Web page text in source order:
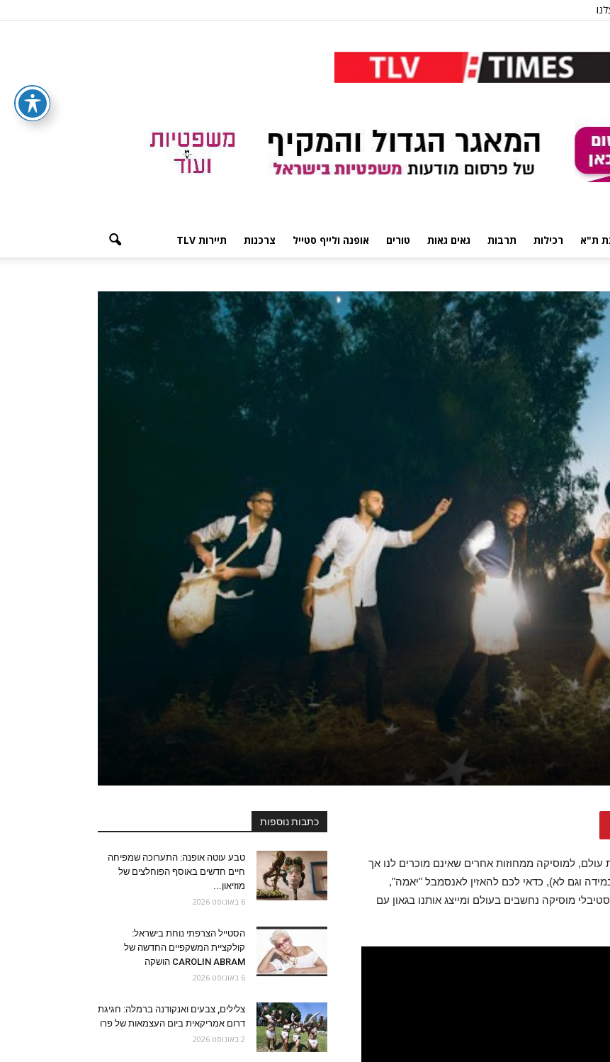
ת"א רכילות תרבות גאים גאות טורים אופנה ולייף סטייל צרכנות תיירות TLV
למוסיקה ממחוזות אחרים שאינם מוכרים לנו אך
וגם לא), כדאי לכם להאזין לאנסמבל "יאמה",
מוסיקה נחשבים בעולם ומייצג אותנו בגאון עם
כתבות נוספות
טבע עוטה אופנה: התערוכה שמפיחה
חיים חדשים באוסף הפוחלצים של
מוזיאון...
6 באוגוסט 2026
הסטייל הצרפתי נוחת בישראל:
קולקציית המשקפיים החדשה של
CAROLIN ABRAM הושקה
6 באוגוסט 2026
צלילים, צבעים ואנקודנה ברמלה: חגיגת
דרום אמריקאית ביום העצמאות של פרו
2 באוגוסט 2026